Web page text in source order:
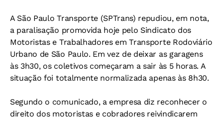
A São Paulo Transporte (SPTrans) repudiou, em nota,
a paralisação promovida hoje pelo Sindicato dos
Motoristas e Trabalhadores em Transporte Rodoviário
Urbano de São Paulo. Em vez de deixar as garagens
às 3h30, os coletivos começaram a sair às 5 horas. A
situação foi totalmente normalizada apenas às 8h30.
Segundo o comunicado, a empresa diz reconhecer o
direito dos motoristas e cobradores reivindicarem